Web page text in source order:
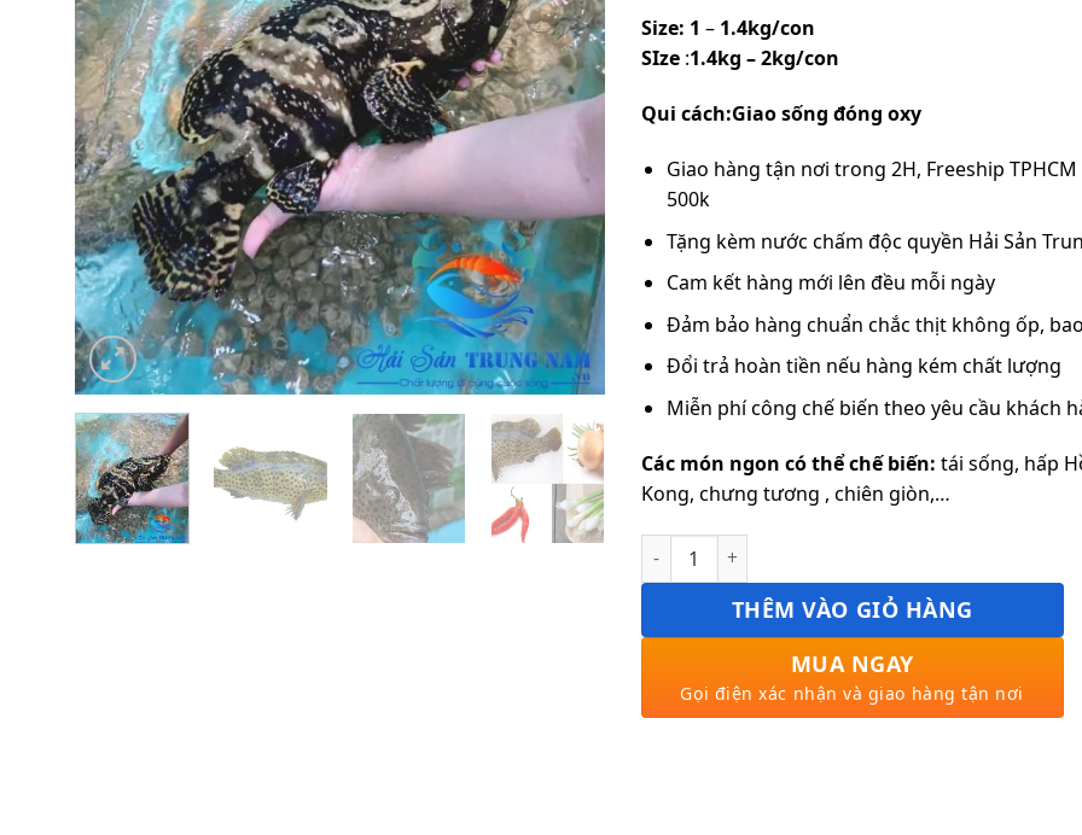
Size: 1 – 1.4kg/con
SIze:1.4kg – 2kg/con
Qui cách:Giao sống đóng oxy
Giao hàng tận nơi trong 2H, Freeship
500k
Tặng kèm nước chấm độc quyền Hải Sản
Cam kết hàng mới lên đều mỗi ngày
Đảm bảo hàng chuẩn chắc thịt không ốp,
Đổi trả hoàn tiền nếu hàng kém chất lượng
Miễn phí công chế biến theo yêu cầu khách
Các món ngon có thể chế biến: tái sống, hấp
Kong, chưng tương , chiên giòn,…
Cá Bống Mú số lượng
THÊM VÀO GIỎ HÀNG
MUA NGAY
Gọi điện xác nhận và giao hàng tận nơi